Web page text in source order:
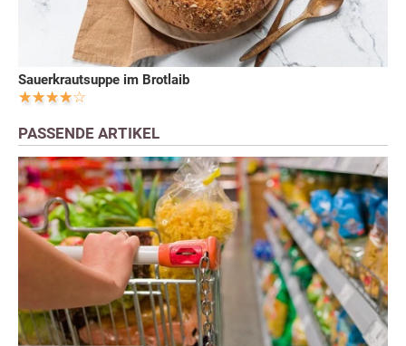
Sauerkrautsuppe im Brotlaib
PASSENDE ARTIKEL